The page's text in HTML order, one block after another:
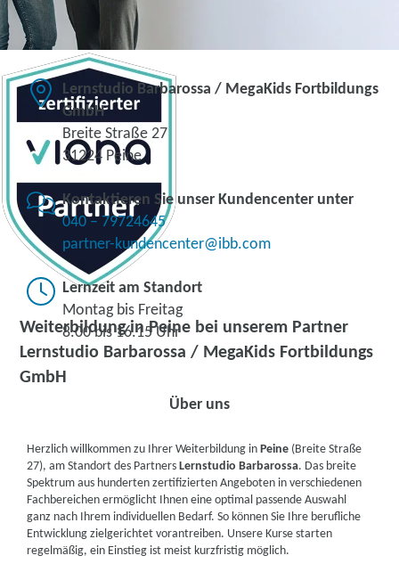
Weiterbildung in Peine bei unserem Partner
Lernstudio Barbarossa / MegaKids Fortbildungs
GmbH
Lernstudio Barbarossa / MegaKids Fortbildungs
GmbH
Breite Straße 27
31224 Peine
Kontaktieren Sie unser Kundencenter unter
040 – 79724645
partner-kundencenter@ibb.com
Lernzeit am Standort
Montag bis Freitag
8.00 bis 16.15 Uhr
Über uns
Herzlich willkommen zu Ihrer Weiterbildung inPeine (Breite Straße
27), am Standort des PartnersLernstudio Barbarossa. Das breite
Spektrum aus hunderten zertifizierten Angeboten in verschiedenen
Fachbereichen ermöglicht Ihnen eine optimal passende Auswahl
ganz nach Ihrem individuellen Bedarf. So können Sie Ihre berufliche
Entwicklung zielgerichtet vorantreiben. Unsere Kurse starten
regelmäßig, ein Einstieg ist meist kurzfristig möglich.